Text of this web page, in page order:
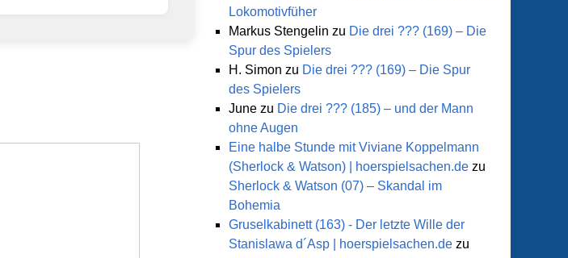
Lokomotivfüher
Markus Stengelin zu Die drei ??? (169) – Die
Spur des Spielers
H. Simon zu Die drei ??? (169) – Die Spur
des Spielers
June zu Die drei ??? (185) – und der Mann
ohne Augen
Eine halbe Stunde mit Viviane Koppelmann
(Sherlock & Watson) | hoerspielsachen.de zu
Sherlock & Watson (07) – Skandal im
Bohemia
Gruselkabinett (163) - Der letzte Wille der
Stanislawa d´Asp | hoerspielsachen.de zu